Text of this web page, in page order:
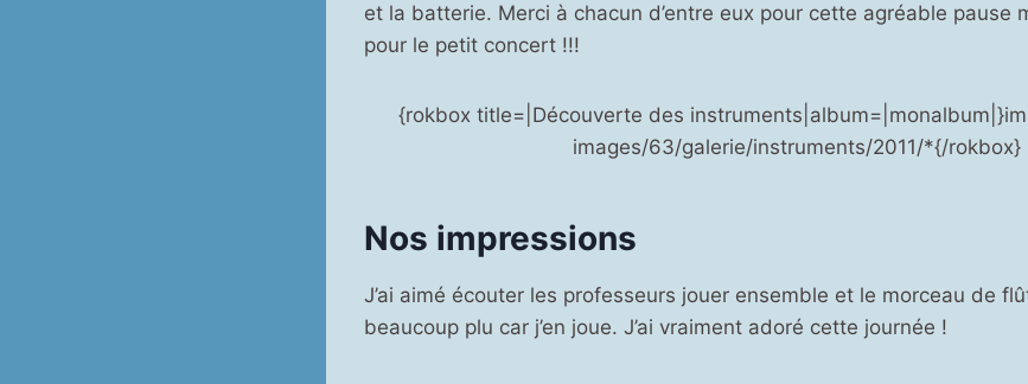
et la batterie. Merci à chacun d’entre eux pour cette agréable pause
pour le petit concert !!!
{rokbox title=|Découverte des
images/63/galerie/instruments/2011/*{/rokbox}
Nos impressions
J’ai aimé écouter les professeurs jouer ensemble et le morceau de
beaucoup plu car j’en joue. J’ai vraiment adoré cette journée !